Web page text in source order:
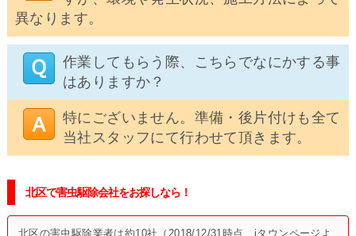
異なります。
作業してもらう際、こちらでなにかする事
はありますか？
特にございません。準備・後片付けも全て
当社スタッフにて行わせて頂きます。
北区で害虫駆除会社をお探しなら！
北区の害虫駆除業者は約10社（2018/12/31時点 iタウンページよ